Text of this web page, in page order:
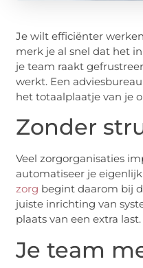
Je wilt efficiënter
merk je al snel dat het
je team raakt
werkt. Een
het totaalplaatje van je
Zonder
Veel zorgorganisaties
automatiseer je
zorg begint daarom bij
juiste inrichting van
plaats van een extra last.
Je team